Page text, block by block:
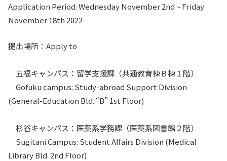
国際交流・留学
Application Period: Wednesday November 2nd ~ Friday
November 18th 2022
提出場所：Apply to
五福キャンパス：留学支援課（共通教育棟Ｂ棟１階）
Gofuku campus: Study-abroad Support Division
(General-Education Bld. “B” 1st Floor)
杉谷キャンパス：医薬系学務課（医薬系図書館２階）
Sugitani Campus: Student Affairs Division (Medical
Library Bld. 2nd Floor)